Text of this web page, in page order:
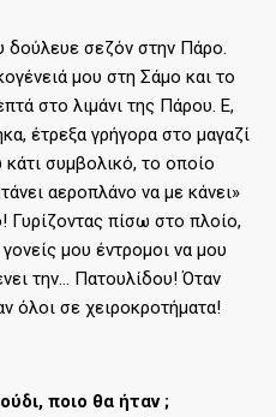
δούλευε σεζόν στην Πάρο.
μου στη Σάμο και το
στο λιμάνι της Πάρου. Ε,
έτρεξα γρήγορα στο μαγαζί
συμβολικό, το οποίο
αεροπλάνο να με κάνει»
Γυρίζοντας πίσω στο πλοίο,
μου έντρομοι να μου
την… Πατουλίδου! Όταν
όλοι σε χειροκροτήματα!
ποιο θα ήταν ;